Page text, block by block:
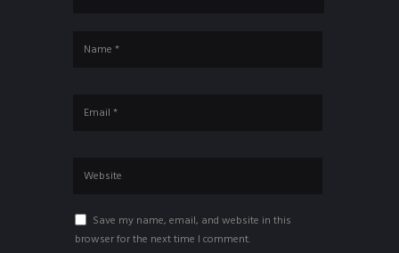
Save my name, email, and website in this
browser for the next time I comment.